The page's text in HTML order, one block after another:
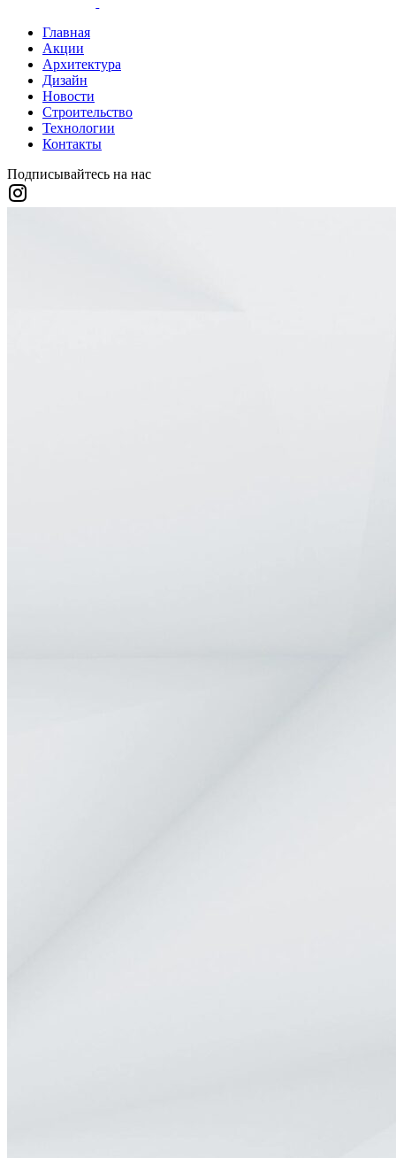
Главная
Акции
Архитектура
Дизайн
Новости
Строительство
Технологии
Контакты
Подписывайтесь на нас